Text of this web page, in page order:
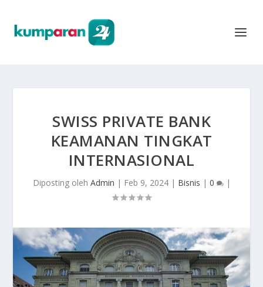
SWISS PRIVATE BANK
KEAMANAN TINGKAT
INTERNASIONAL
Diposting oleh Admin | Feb 9, 2024| Bisnis | 0 |